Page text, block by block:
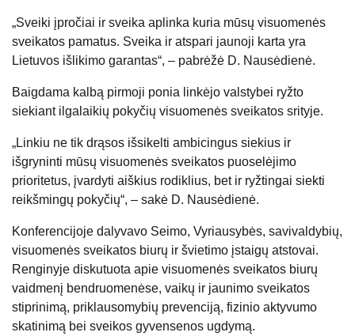
„Sveiki įpročiai ir sveika aplinka kuria mūsų visuomenės
sveikatos pamatus. Sveika ir atspari jaunoji karta yra
Lietuvos išlikimo garantas“, – pabrėžė D. Nausėdienė.
Baigdama kalbą pirmoji ponia linkėjo valstybei ryžto
siekiant ilgalaikių pokyčių visuomenės sveikatos srityje.
„Linkiu ne tik drąsos išsikelti ambicingus siekius ir
išgryninti mūsų visuomenės sveikatos puoselėjimo
prioritetus, įvardyti aiškius rodiklius, bet ir ryžtingai siekti
reikšmingų pokyčių“, – sakė D. Nausėdienė.
Konferencijoje dalyvavo Seimo, Vyriausybės, savivaldybių,
visuomenės sveikatos biurų ir švietimo įstaigų atstovai.
Renginyje diskutuota apie visuomenės sveikatos biurų
vaidmenį bendruomenėse, vaikų ir jaunimo sveikatos
stiprinimą, priklausomybių prevenciją, fizinio aktyvumo
skatinimą bei sveikos gyvensenos ugdymą.